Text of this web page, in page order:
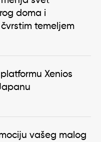
doma i
temeljem
Xenios
vašeg malog